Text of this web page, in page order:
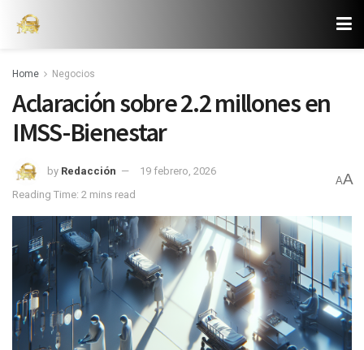
Home Negocios
Aclaración sobre 2.2 millones en
IMSS-Bienestar
by Redacción
19 febrero, 2026
Reading Time: 2 mins read
AA